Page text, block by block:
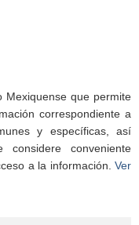
Mexiquense que permite
correspondiente a
y específicas, así
conveniente
a la información. Ver